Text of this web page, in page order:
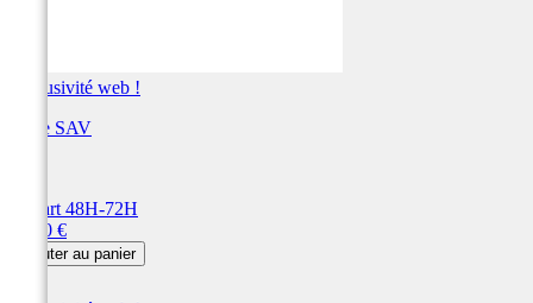
Exclusivité web !
Pièce SAV
Départ 48H-72H
96,00 €
Ajouter au panier